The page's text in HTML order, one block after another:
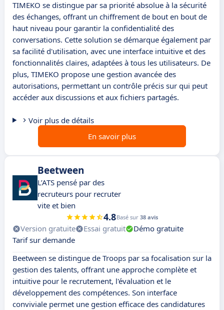
TIMEKO se distingue par sa priorité absolue à la sécurité
des échanges, offrant un chiffrement de bout en bout de
haut niveau pour garantir la confidentialité des
conversations. Cette solution se démarque également par
sa facilité d'utilisation, avec une interface intuitive et des
fonctionnalités claires, adaptées à tous les utilisateurs. De
plus, TIMEKO propose une gestion avancée des
autorisations, permettant un contrôle précis sur qui peut
accéder aux discussions et aux fichiers partagés.
Voir plus de détails
En savoir plus
Beetween
L’ATS pensé par des
recruteurs pour recruter
vite et bien
4.8Basé sur 38 avis
Version gratuite Essai gratuit
Démo gratuite
Tarif sur demande
Beetween se distingue de Troops par sa focalisation sur la
gestion des talents, offrant une approche complète et
intuitive pour le recrutement, l'évaluation et le
développement des compétences. Son interface
conviviale permet une gestion efficace des candidatures